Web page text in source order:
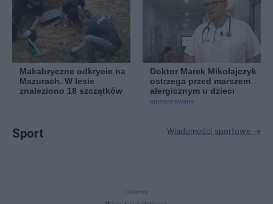
Makabryczne odkrycie na
Mazurach. W lesie
znaleziono 18 szczątków
Doktor Marek Mikołajczyk
ostrzega przed marszem
alergicznym u dzieci
sponsorowane
Sport Wiadomości sportowe →
reklama